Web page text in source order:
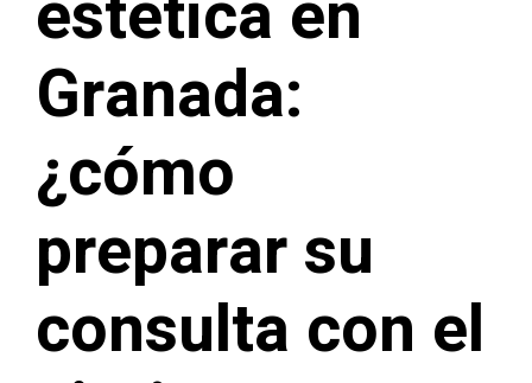
Granada:
¿cómo
preparar su
consulta con el